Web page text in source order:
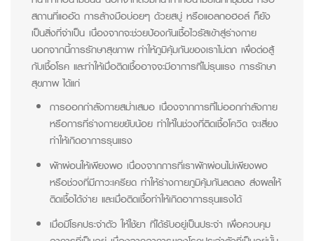
สถานที่แออัด การล้างมือบ่อยๆ ด้วยสบู่ หรือแอลกอฮอล์ ก็ยัง
เป็นสิ่งที่จำเป็น เนื่องจากจะช่วยป้องกันเชื้อไวรัสเข้าสู่ร่างกาย
นอกจากนี้การรักษาสุขภาพ ทำให้ภูมิคุ้มกันของเราไม่ตก เพื่อต่อสู้
กับเชื้อโรค และทำให้เมื่อติดเชื้ออาจจะมีอาการที่ไม่รุนแรง การรักษา
สุขภาพ ได้แก่
การออกกำลังกายสม่ำเสมอ เนื่องจากการที่ไม่ออกกำลังกาย
หรือการที่ร่างกายขยับน้อย ทำให้ในช่วงที่ติดเชื้อโควิด จะเสี่ยง
ทำให้เกิดอาการรุนแรง
พักผ่อนให้เพียงพอ เนื่องจากการที่เราพักผ่อนไม่เพียงพอ
หรือช่วงที่มีภาวะเครียด ทำให้ร่างกายภูมิคุ้มกันลดลง ส่งผลให้
ติดเชื้อได้ง่าย และเมื่อติดเชื้อทำให้เกิดอาการรุนแรงได้
เมื่อมีโรคประจำตัว ให้ใช้ยา ที่ได้รับอยู่เป็นประจำ เพื่อควบคุม